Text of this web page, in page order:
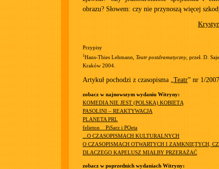
obrazu? Słowem: czy nie przynoszą więcej
Przypisy
1Hans-Thies Lehmann, Teatr postdramatyczny , przeł. D.
Kraków 2004.
Artykuł pochodzi z czasopisma „Teatr” nr 1/2007
zobacz w najnowszym wydaniu Witryny:
KOMEDIA NIE JEST (POLSKĄ) KOBIETĄ
PASOLINI – REAKTYWACJA
PLANETA PRL
felieton__PiSarz i POeta
...O CZASOPISMACH KULTURALNYCH
O CZASOPISMACH OTWARTYCH I ZAMKNIĘTYCH,
DLACZEGO KAPELUSZ MIAŁBY PRZERAŻAĆ
zobacz w poprzednich wydaniach Witryny: